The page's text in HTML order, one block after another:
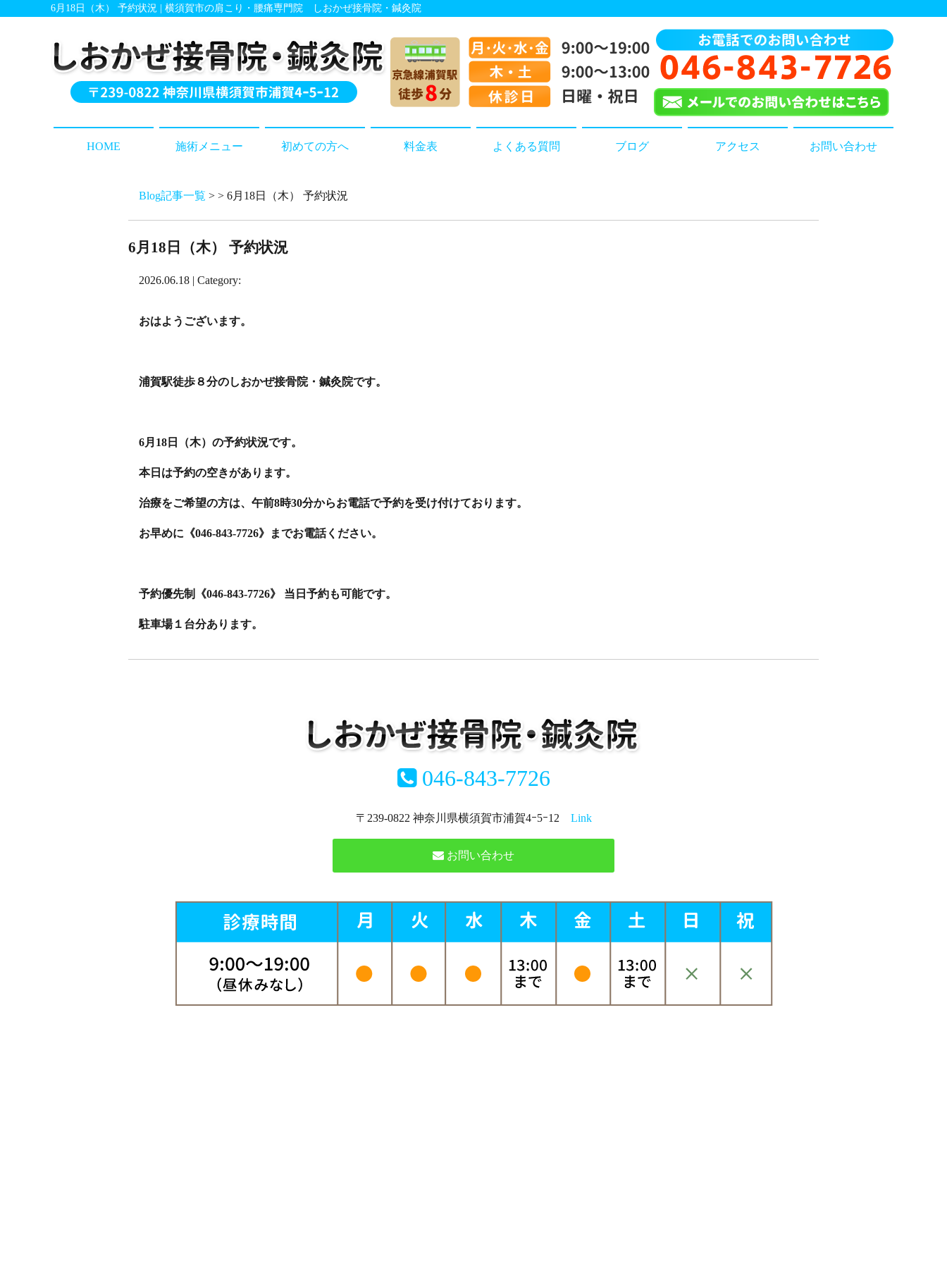
6月18日（木） 予約状況 | 横須賀市の肩こり・腰痛専門院 しおかぜ接骨院・鍼灸院
HOME 施術メニュー 初めての方へ 料金表 よくある質問 ブログ アクセス お問い合わせ
Blog記事一覧 > > 6月18日（木） 予約状況
6月18日（木） 予約状況
2026.06.18 | Category:
おはようございます。
浦賀駅徒歩８分のしおかぜ接骨院・鍼灸院です。
6月18日（木）の予約状況です。
本日は予約の空きがあります。
治療をご希望の方は、午前8時30分からお電話で予約を受け付けております。
お早めに《046-843-7726》までお電話ください。
予約優先制《046-843-7726》 当日予約も可能です。
駐車場１台分あります。
046-843-7726
〒239-0822 神奈川県横須賀市浦賀4ｰ5ｰ12 Link
お問い合わせ